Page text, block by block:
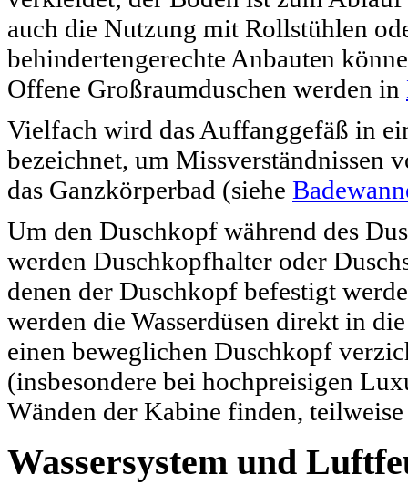
auch die Nutzung mit Rollstühlen
behindertengerechte Anbauten
Offene Großraumduschen werden in
Vielfach wird das Auffanggefäß in
bezeichnet, um Missverständnissen
das Ganzkörperbad (siehe
Um den Duschkopf während des
werden Duschkopfhalter oder
denen der Duschkopf befestigt
werden die Wasserdüsen direkt in
einen beweglichen Duschkopf
(insbesondere bei hochpreisigen
Wänden der Kabine finden,
Wassersystem und